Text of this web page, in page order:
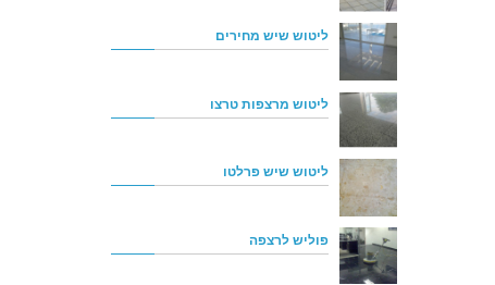
ליטוש שיש מחירים
ליטוש מרצפות טרצו
ליטוש שיש פרלטו
פוליש לרצפה